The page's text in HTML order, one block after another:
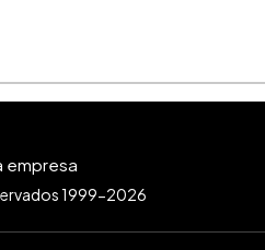
1999-2026